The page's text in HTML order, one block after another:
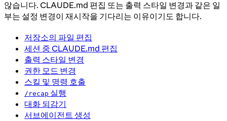
않습니다. CLAUDE.md 편집 또는 출력 스타일 변경과 같은 일
부는 설정 변경이 재시작을 기다리는 이유이기도 합니다.
저장소의 파일 편집
세션 중 CLAUDE.md 편집
출력 스타일 변경
권한 모드 변경
스킬 및 명령 호출
/recap 실행
대화 되감기
서브에이전트 생성